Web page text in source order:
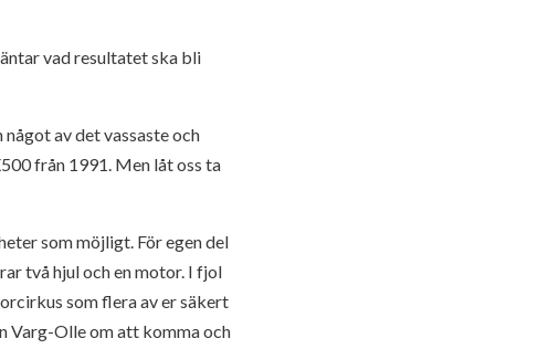
vad resultatet ska bli
av det vassaste och
från 1991. Men låt oss ta
som möjligt. För egen del
två hjul och en motor. I fjol
som flera av er säkert
Varg-Olle om att komma och